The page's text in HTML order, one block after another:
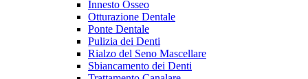
Innesto Osseo
Otturazione Dentale
Ponte Dentale
Pulizia dei Denti
Rialzo del Seno Mascellare
Sbiancamento dei Denti